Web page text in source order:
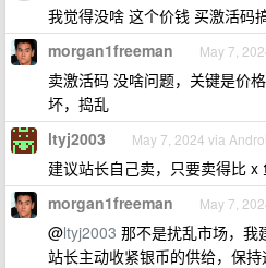
我觉得没啥 这个价钱 买激活码
morgan1freeman May 7,
卖激活码 没啥问题，关键是价
坏，捣乱
ltyj2003 May 7, 2024 via
建议站长自己卖，只要卖得比
morgan1freeman May 7,
@ltyj2003 那不是扰乱市场，我
站长主动收紧银币的供给，保